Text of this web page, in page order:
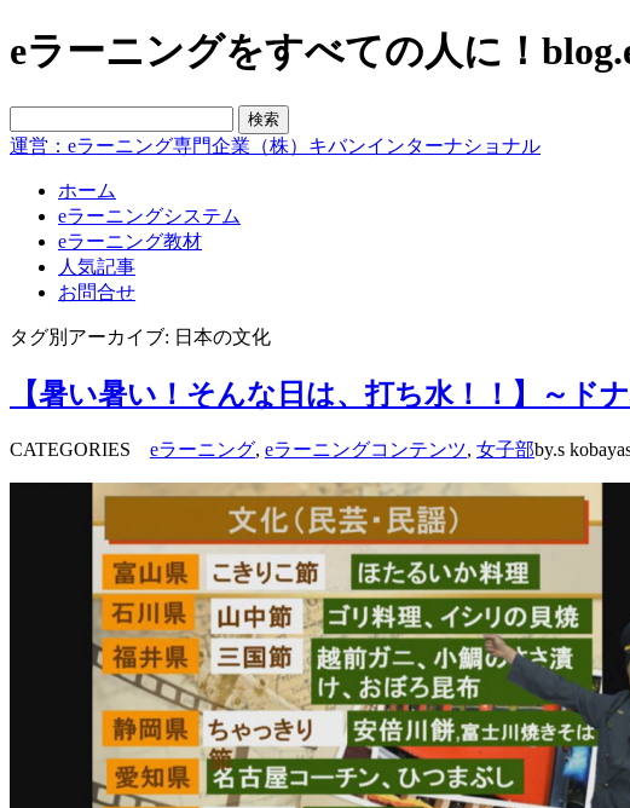
eラーニングをすべての人に！
運営：eラーニング専門企業（株）キバンインターナショナル
ホーム
eラーニングシステム
eラーニング教材
人気記事
お問合せ
タグ別アーカイブ: 日本の文化
【暑い暑い！そんな日は、打ち水！！】～ド
CATEGORIES eラーニング, eラーニングコンテンツ, 女子部by.s